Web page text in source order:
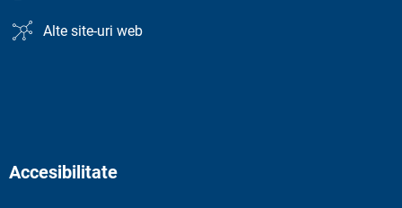
Alte site-uri web
Accesibilitate